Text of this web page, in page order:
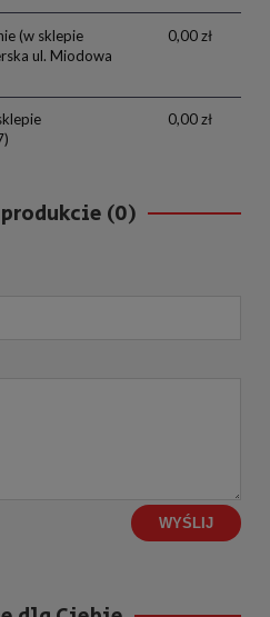
(w sklepie
ul. Miodowa
0,00 zł
0,00 zł
(0)
WYŚLIJ